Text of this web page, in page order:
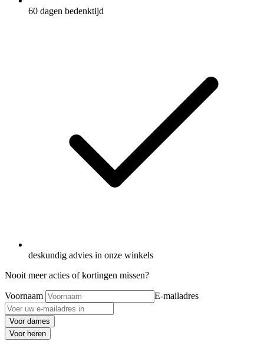
60 dagen bedenktijd
deskundig advies in onze winkels
Nooit meer acties of kortingen missen?
Voornaam E-mailadres
Voor dames
Voor heren